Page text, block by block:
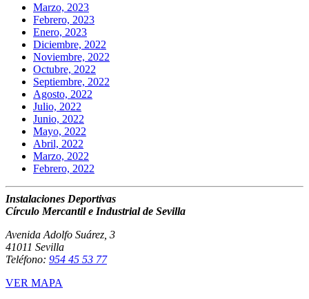
Marzo, 2023
Febrero, 2023
Enero, 2023
Diciembre, 2022
Noviembre, 2022
Octubre, 2022
Septiembre, 2022
Agosto, 2022
Julio, 2022
Junio, 2022
Mayo, 2022
Abril, 2022
Marzo, 2022
Febrero, 2022
Instalaciones Deportivas
Círculo Mercantil e Industrial de Sevilla
Avenida Adolfo Suárez, 3
41011 Sevilla
Teléfono: 954 45 53 77
VER MAPA